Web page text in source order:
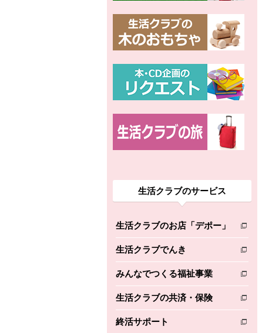
生活クラブのサービス
生活クラブのお店「デポー」
別のウィンドウで開きます。
生活クラブでんき
別のウィンドウで開きます。
みんなでつくる福祉事業
別のウィンドウで開きます。
生活クラブの共済・保険
別のウィンドウで開きます。
終活サポート
別のウィンドウで開きます。